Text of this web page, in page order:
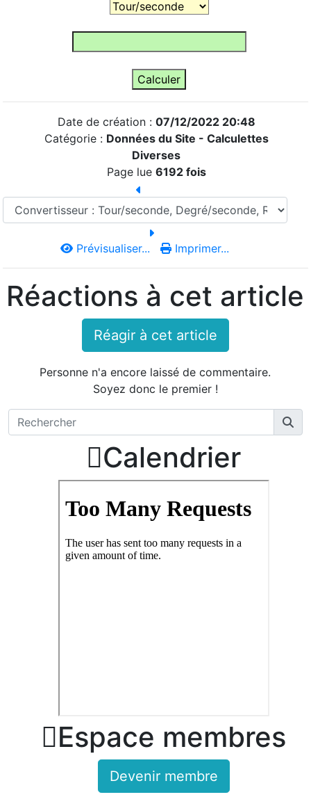
Date de création : 07/12/2022 20:48
Catégorie : Données du Site - Calculettes
Diverses
Page lue 6192 fois
Prévisualiser... Imprimer...
Réactions à cet article
Réagir à cet article
Personne n'a encore laissé de commentaire.
Soyez donc le premier !
Calendrier
Espace membres
Devenir membre